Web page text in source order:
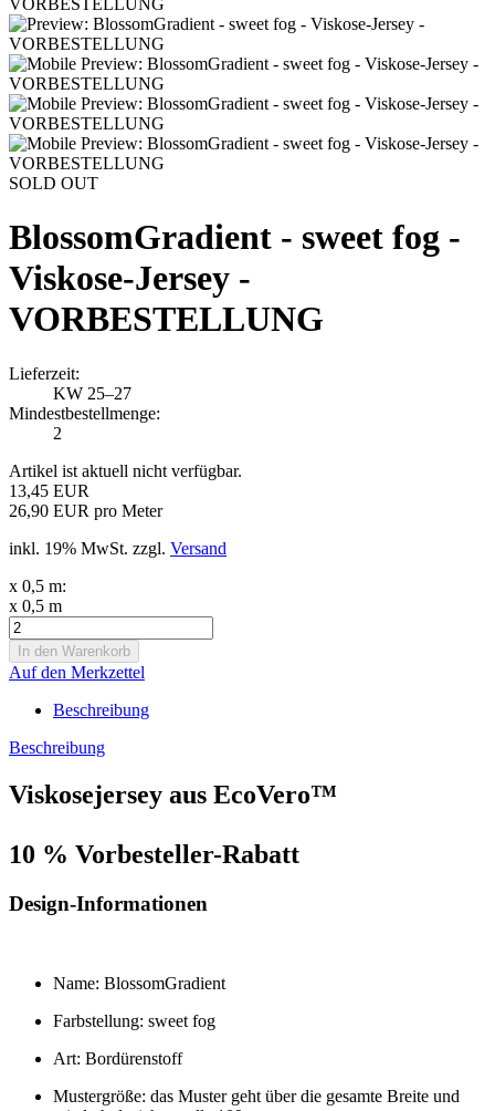
SOLD OUT
BlossomGradient - sweet fog -
Viskose-Jersey -
VORBESTELLUNG
Lieferzeit:
KW 25–27
Mindestbestellmenge:
2
Artikel ist aktuell nicht verfügbar.
13,45 EUR
26,90 EUR pro Meter
inkl. 19% MwSt. zzgl. Versand
x 0,5 m:
x 0,5 m
Auf den Merkzettel
Beschreibung
Beschreibung
Viskosejersey aus EcoVero™
10 % Vorbesteller-Rabatt
Design-Informationen
Name: BlossomGradient
Farbstellung: sweet fog
Art: Bordürenstoff
Mustergröße: das Muster geht über die gesamte Breite und